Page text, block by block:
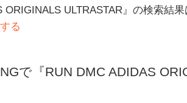
ORIGINALS ULTRASTAR』の検索結果
る
で『RUN DMC ADIDAS